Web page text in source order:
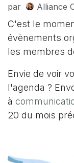
par
Alliance
C'est le
évènements
les membres
Envie de voir
l'agenda ?
à
20 du mois